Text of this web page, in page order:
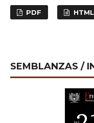
PDF HTML
SEMBLANZAS /